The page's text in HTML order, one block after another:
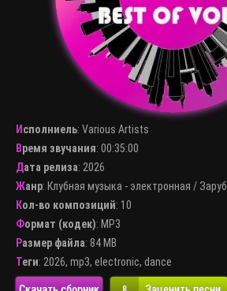
Исполниель: Various Artists
Время звучания: 00:35:00
Дата релиза: 2026
Жанр: Клубная музыка - электронная /
Кол-во композиций: 10
Формат (кодек): MP3
Размер файла: 84 MB
Теги: 2026, mp3, electronic, dance